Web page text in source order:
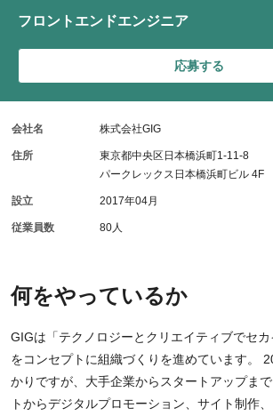
何をやっているか
GIGは「テクノロジーとクリエイティブでセカ
をコンセプトに組織づくりを進めています。
かりですが、大手企業からスタートアップま
トからデジタルプロモーション、サイト制作
フロントエンドエンジニア
応募する
会社名 株式会社GIG
住所
東京都中央区日本橋浜町1-11-8
パークレックス日本橋浜町ビル 4F
設立 2017年04月
従業員数 80人